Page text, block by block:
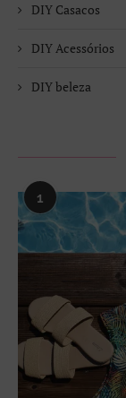
DIY Casacos
DIY Acessórios
DIY beleza
1